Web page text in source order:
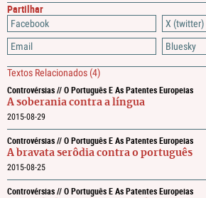
Partilhar
Facebook
X (twitter)
Email
Bluesky
Textos Relacionados (4)
Controvérsias // O Português E As Patentes Europeias
A soberania contra a língua
2015-08-29
Controvérsias // O Português E As Patentes Europeias
A bravata serôdia contra o português
2015-08-25
Controvérsias // O Português E As Patentes Europeias